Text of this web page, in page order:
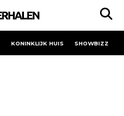
KONINKLIJK HUIS SHOWBIZZ